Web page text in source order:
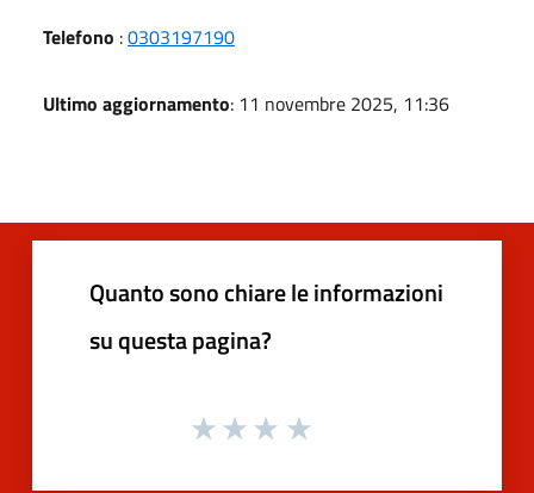
Telefono :0303197190
Ultimo aggiornamento: 11 novembre 2025, 11:36
Quanto sono chiare le informazioni
su questa pagina?